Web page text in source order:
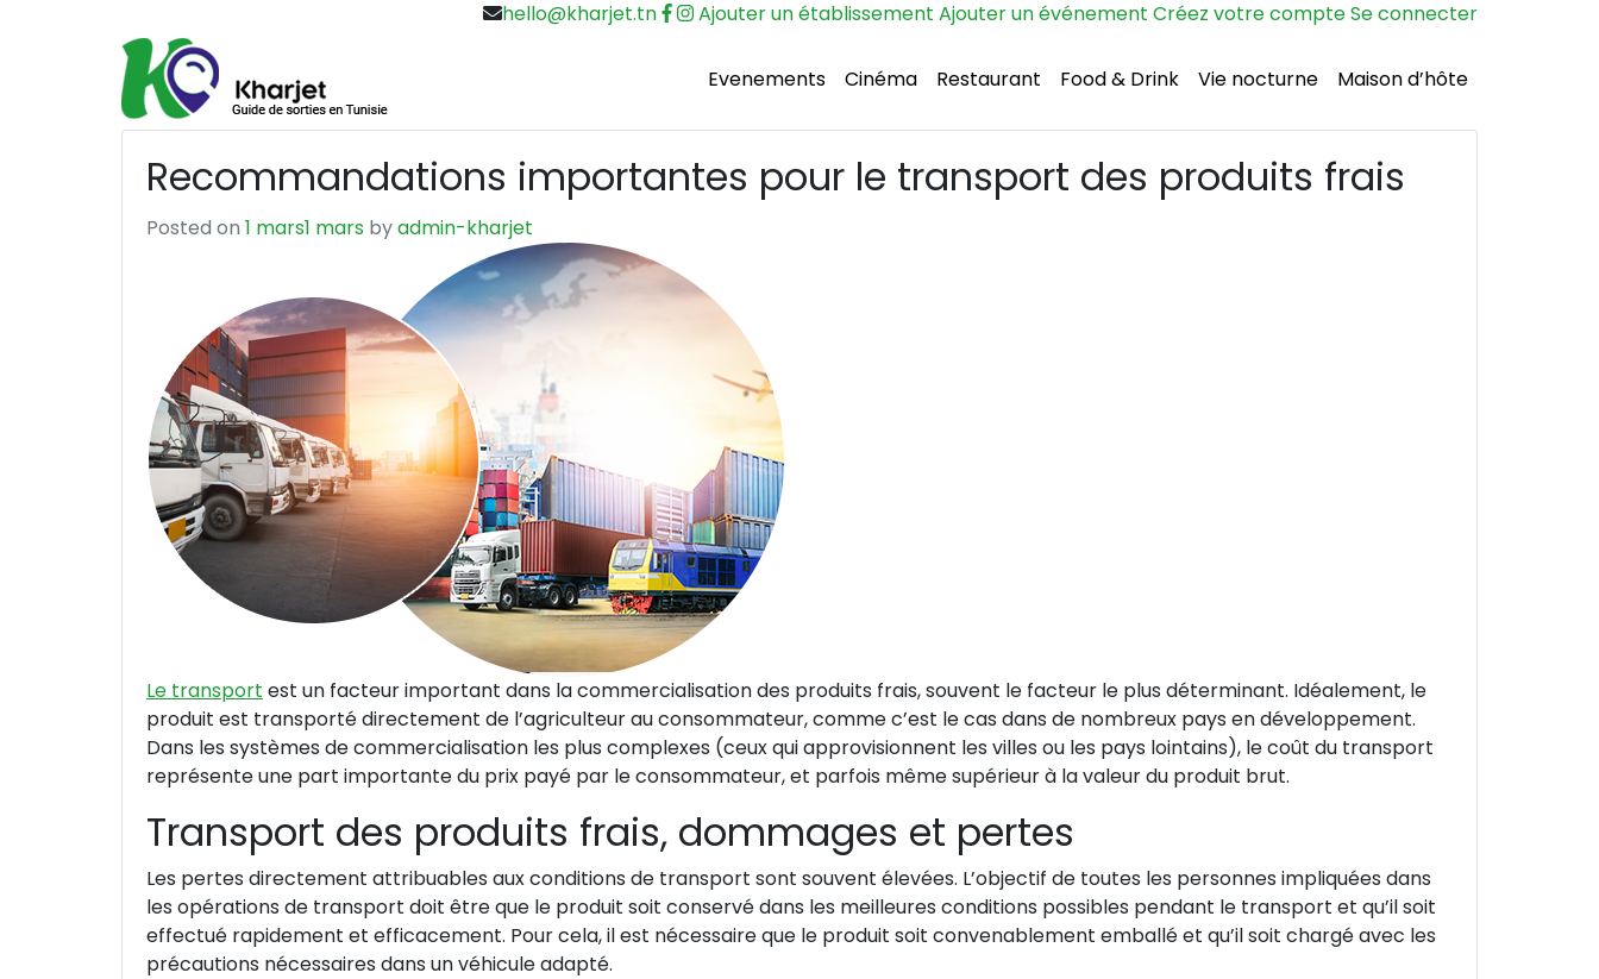
hello@kharjet.tn Ajouter un établissement Ajouter un événement Créez votre compteSe connecter
Evenements Cinéma Restaurant Food & Drink Vie nocturne Maison d’hôte
Recommandations importantes pour le transport des produits frais
Posted on 1 mars1 mars byadmin-kharjet
Le transport est un facteur important dans la commercialisation des produits frais, souvent le facteur le plus déterminant. Idéalement, le
produit est transporté directement de l’agriculteur au consommateur, comme c’est le cas dans de nombreux pays en développement.
Dans les systèmes de commercialisation les plus complexes (ceux qui approvisionnent les villes ou les pays lointains), le coût du transport
représente une part importante du prix payé par le consommateur, et parfois même supérieur à la valeur du produit brut.
Transport des produits frais, dommages et pertes
Les pertes directement attribuables aux conditions de transport sont souvent élevées. L’objectif de toutes les personnes impliquées dans
les opérations de transport doit être que le produit soit conservé dans les meilleures conditions possibles pendant le transport et qu’il soit
effectué rapidement et efficacement. Pour cela, il est nécessaire que le produit soit convenablement emballé et qu’il soit chargé avec les
précautions nécessaires dans un véhicule adapté.